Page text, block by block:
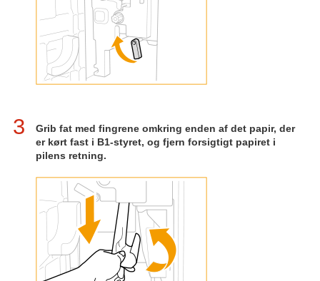
3
Grib fat med fingrene omkring enden af det papir, der
er kørt fast i B1-styret, og fjern forsigtigt papiret i
pilens retning.